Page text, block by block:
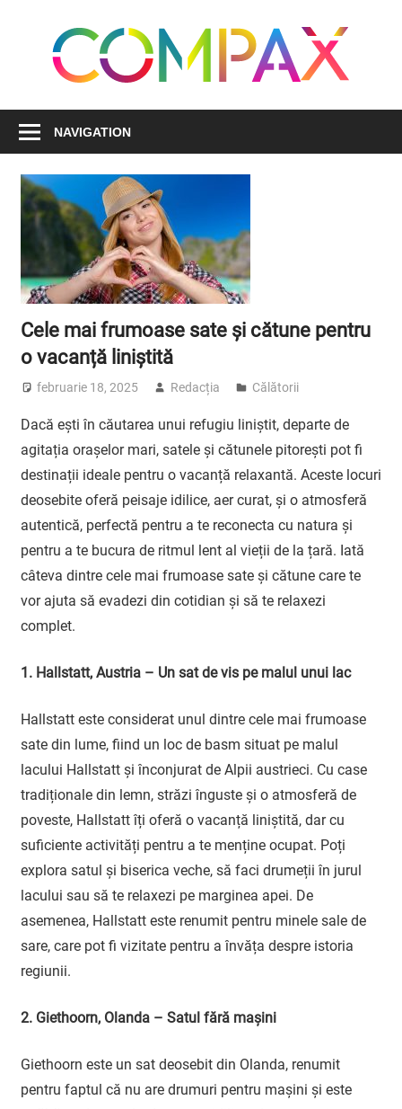
viața
succesul
tău
NAVIGATION
Cele mai frumoase sate și cătune pentru
o vacanță liniștită
februarie 18, 2025 Redacția Călătorii
Dacă ești în căutarea unui refugiu liniștit, departe de
agitația orașelor mari, satele și cătunele pitorești pot fi
destinații ideale pentru o vacanță relaxantă. Aceste locuri
deosebite oferă peisaje idilice, aer curat, și o atmosferă
autentică, perfectă pentru a te reconecta cu natura și
pentru a te bucura de ritmul lent al vieții de la țară. Iată
câteva dintre cele mai frumoase sate și cătune care te
vor ajuta să evadezi din cotidian și să te relaxezi
complet.
1. Hallstatt, Austria – Un sat de vis pe malul unui lac
Hallstatt este considerat unul dintre cele mai frumoase
sate din lume, fiind un loc de basm situat pe malul
lacului Hallstatt și înconjurat de Alpii austrieci. Cu case
tradiționale din lemn, străzi înguste și o atmosferă de
poveste, Hallstatt îți oferă o vacanță liniștită, dar cu
suficiente activități pentru a te menține ocupat. Poți
explora satul și biserica veche, să faci drumeții în jurul
lacului sau să te relaxezi pe marginea apei. De
asemenea, Hallstatt este renumit pentru minele sale de
sare, care pot fi vizitate pentru a învăța despre istoria
regiunii.
2. Giethoorn, Olanda – Satul fără mașini
Giethoorn este un sat deosebit din Olanda, renumit
pentru faptul că nu are drumuri pentru mașini și este